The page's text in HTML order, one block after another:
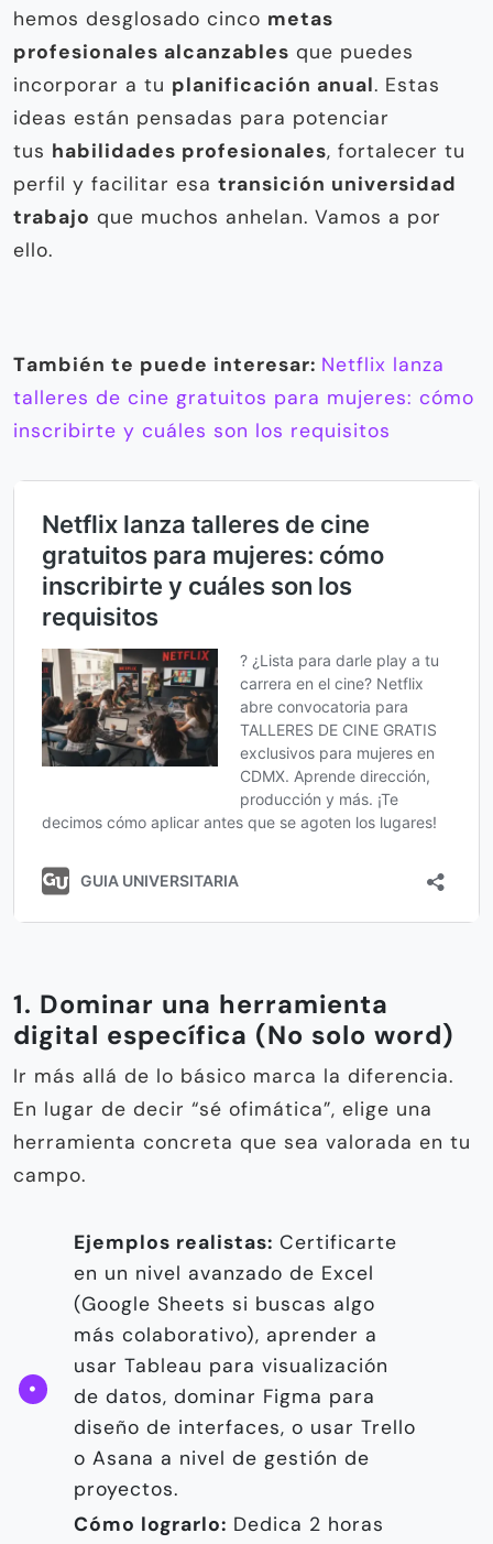
hemos desglosado cinco metas
profesionales alcanzables que puedes
incorporar a tu planificación anual. Estas
ideas están pensadas para potenciar
tus habilidades profesionales, fortalecer tu
perfil y facilitar esa transición universidad
trabajo que muchos anhelan. Vamos a por
ello.
También te puede interesar: Netflix lanza
talleres de cine gratuitos para mujeres: cómo
inscribirte y cuáles son los requisitos
1. Dominar una herramienta
digital específica (No solo word)
Ir más allá de lo básico marca la diferencia.
En lugar de decir “sé ofimática”, elige una
herramienta concreta que sea valorada en tu
campo.
Ejemplos realistas: Certificarte
en un nivel avanzado de Excel
(Google Sheets si buscas algo
más colaborativo), aprender a
usar Tableau para visualización
de datos, dominar Figma para
diseño de interfaces, o usar Trello
o Asana a nivel de gestión de
proyectos.
Cómo lograrlo: Dedica 2 horas